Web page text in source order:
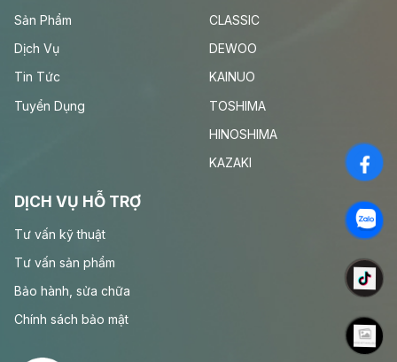
Sản Phẩm
Dịch Vụ
Tin Tức
Tuyển Dụng
CLASSIC
DEWOO
KAINUO
TOSHIMA
HINOSHIMA
KAZAKI
DỊCH VỤ HỖ TRỢ
Tư vấn kỹ thuật
Tư vấn sản phẩm
Bảo hành, sửa chữa
Chính sách bảo mật